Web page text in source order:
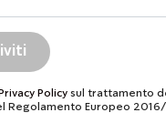
Privacy Policy sul trattamento
Regolamento Europeo